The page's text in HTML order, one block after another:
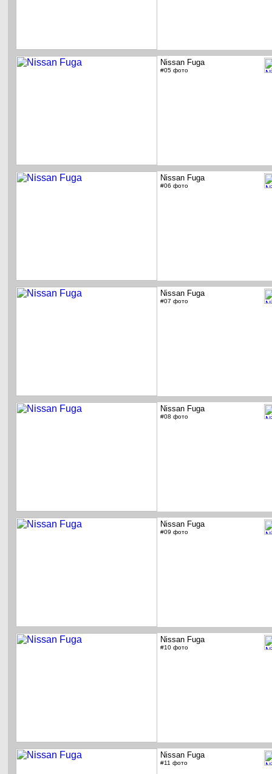
Nissan Fuga
#05 фото
Nissan Fuga
#06 фото
Nissan Fuga
#07 фото
Nissan Fuga
#08 фото
Nissan Fuga
#09 фото
Nissan Fuga
#10 фото
Nissan Fuga
#11 фото